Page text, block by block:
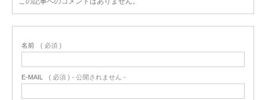
名前 ( 必須 )
E-MAIL ( 必須 ) - 公開されません -